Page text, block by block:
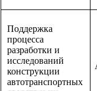
Поддержка
процесса
разработки и
исследований
конструкции
автотранспортных